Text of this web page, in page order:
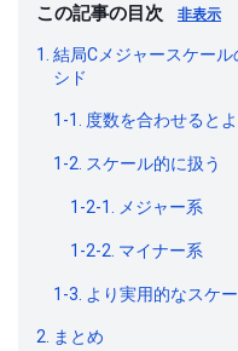
この記事の目次 非表示
1. 結局Cメジャースケー
シド
1-1. 度数を合わせると
1-2. スケール的に扱う
1-2-1. メジャー系
1-2-2. マイナー系
1-3. より実用的なスケ
2. まとめ